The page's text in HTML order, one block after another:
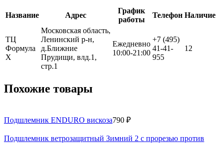
Название Адрес
График
работы
Телефон Наличие
ТЦ
Формула
Х
Московская область,
Ленинский р-н,
д.Ближние
Прудищи, влд.1,
стр.1
Ежедневно
10:00-21:00
+7 (495)
41-41-
955
12
Похожие товары
Подшлемник ENDURO вискоза790 ₽
Подшлемник ветрозащитный Зимний 2 с прорезью против